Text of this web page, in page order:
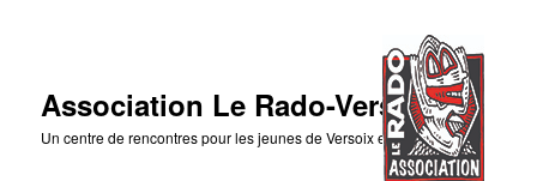
Association Le Rado-Versoix
Un centre de rencontres pour les jeunes de Versoix et des environs